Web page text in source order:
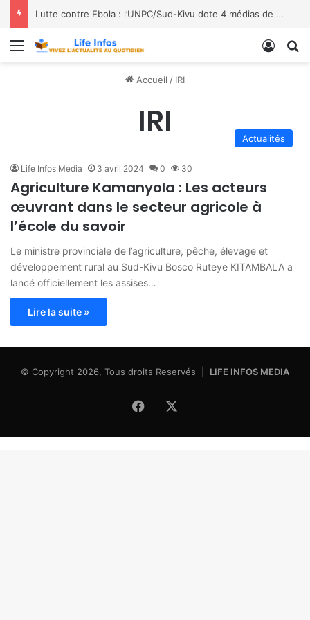
Lutte contre Ebola : l’UNPC/Sud-Kivu dote 4 médias de Bukavu de kits de lavage des mains, les bénéficiaires saluent le geste
Menu
Accueil / IRI
IRI Actualités
Life Infos Media 3 avril 2024 0 30
Agriculture Kamanyola : Les acteurs
œuvrant dans le secteur agricole à
l’école du savoir
Le ministre provinciale de l’agriculture, pêche, élevage et
développement rural au Sud-Kivu Bosco Ruteye KITAMBALA a
lancé officiellement les assises…
Lire la suite »
© Copyright 2026, Tous droits Reservés | LIFE INFOS MEDIA
Facebook